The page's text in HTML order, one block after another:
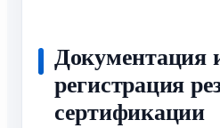
Документация
регистрация
сертификации